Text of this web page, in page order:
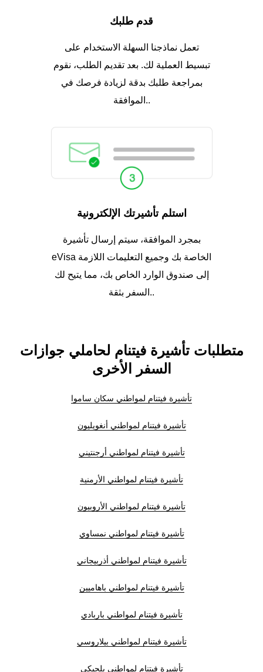
قدم طلبك
تعمل نماذجنا السهلة الاستخدام على
تبسيط العملية لك. بعد تقديم الطلب، نقوم
بمراجعة طلبك بدقة لزيادة فرصك في
الموافقة..
استلم تأشيرتك الإلكترونية
بمجرد الموافقة، سيتم إرسال تأشيرة
eVisa الخاصة بك وجميع التعليمات اللازمة
إلى صندوق الوارد الخاص بك، مما يتيح لك
السفر بثقة..
متطلبات تأشيرة فيتنام لحاملي جوازات
السفر الأخرى
تأشيرة فيتنام لمواطني سكان ساموا
تأشيرة فيتنام لمواطني أنغويليون
تأشيرة فيتنام لمواطني أرجنتيني
تأشيرة فيتنام لمواطني الأرمنية
تأشيرة فيتنام لمواطني الأروبيون
تأشيرة فيتنام لمواطني نمساوي
تأشيرة فيتنام لمواطني أذربيجاني
تأشيرة فيتنام لمواطني باهاميين
تأشيرة فيتنام لمواطني باربادي
تأشيرة فيتنام لمواطني بيلاروسي
تأشيرة فيتنام لمواطني بلجيكي